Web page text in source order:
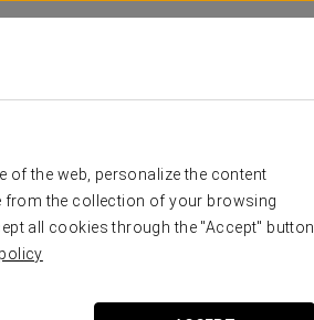
the web, personalize the content
from the collection of your browsing
all cookies through the "Accept" button